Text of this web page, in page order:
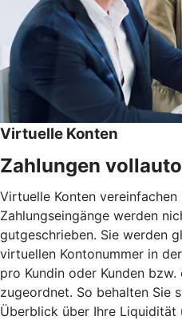
Virtuelle Konten
Zahlungen
Virtuelle Konten vereinfachen
Zahlungseingänge werden
gutgeschrieben. Sie werden
virtuellen Kontonummer in
pro Kundin oder Kunden
zugeordnet. So behalten Sie
Überblick über Ihre Liquidität